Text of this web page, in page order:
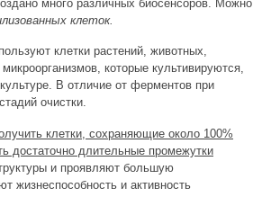
много различных биосенсоров. Можно
клеток.
клетки растений, животных,
которые культивируются,
В отличие от ферментов при
очистки.
клетки, сохраняющие около 100%
достаточно длительные промежутки
и проявляют большую
жизнеспособность и активность